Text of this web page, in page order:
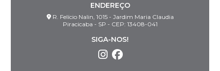
ENDEREÇO
R. Felício Nalin, 1015 - Jardim Maria Claudia
Piracicaba - SP - CEP: 13408-041
SIGA-NOS!